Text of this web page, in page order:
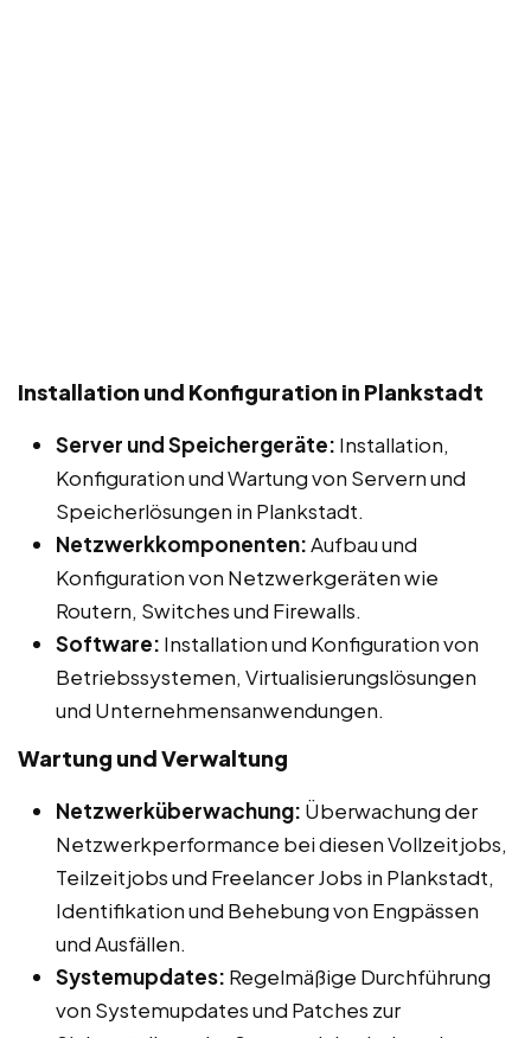
Installation und Konfiguration in Plankstadt
Server und Speichergeräte: Installation,
Konfiguration und Wartung von Servern und
Speicherlösungen in Plankstadt.
Netzwerkkomponenten:Aufbau und
Konfiguration von Netzwerkgeräten wie
Routern, Switches und Firewalls.
Software: Installation und Konfiguration von
Betriebssystemen, Virtualisierungslösungen
und Unternehmensanwendungen.
Wartung und Verwaltung
Netzwerküberwachung: Überwachung der
Netzwerkperformance bei diesen Vollzeitjobs,
Teilzeitjobs und Freelancer Jobs in Plankstadt,
Identifikation und Behebung von Engpässen
und Ausfällen.
Systemupdates: Regelmäßige Durchführung
von Systemupdates und Patches zur